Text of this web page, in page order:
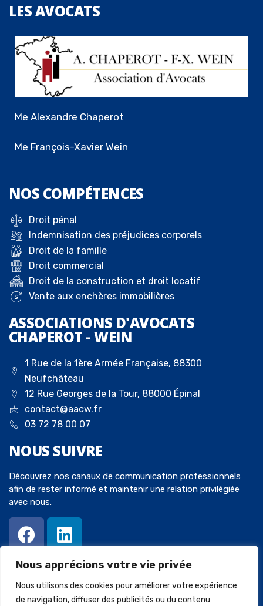
Nous apprécions votre vie privée
Nous utilisons des cookies pour améliorer votre expérience
de navigation, diffuser des publicités ou du contenu
LESAVOCATS
Me Alexandre Chaperot
Me François-Xavier Wein
NOS COMPÉTENCES
Droit pénal
Indemnisation des préjudices corporels
Droit de la famille
Droit commercial
Droit de la construction et droit locatif
Vente aux enchères immobilières
ASSOCIATIONS D'AVOCATS
CHAPEROT - WEIN
1 Rue de la 1ère Armée Française, 88300
Neufchâteau
12 Rue Georges de la Tour, 88000 Épinal
contact@aacw.fr
03 72 78 00 07
NOUS SUIVRE
Découvrez nos canaux de communication professionnels
afin de rester informé et maintenir une relation privilégiée
avec nous.